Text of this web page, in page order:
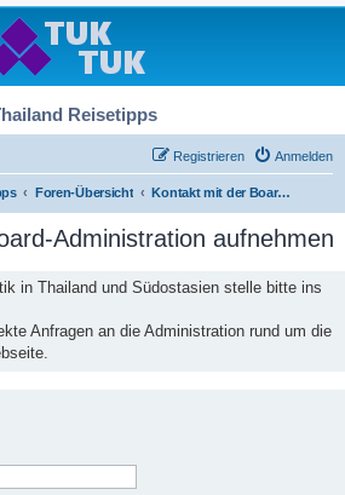
Reisetipps
Anmelden
Registrieren
Foren-Übersicht Kontakt mit der Board-Administration aufnehmen
Administration aufnehmen
in Thailand und Südostasien stelle bitte ins
Anfragen an die Administration rund um die